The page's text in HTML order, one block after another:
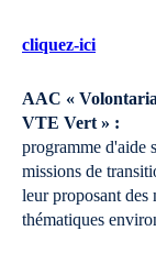
cliquez-ici
AAC «
VTE Vert » :
programme d'aide
missions de
leur proposant des
thématiques